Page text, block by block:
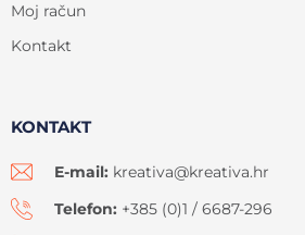
Moj račun
Kontakt
KONTAKT
E-mail: kreativa@kreativa.hr
Telefon: +385 (0)1 / 6687-296